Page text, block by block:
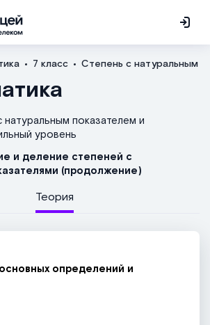
7 класс Степень с натуральным
натуральным показателем и
уровень
и деление степеней с
(продолжение)
Теория
определений и